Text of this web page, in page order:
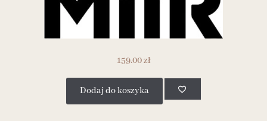
159.00zł
Dodaj do koszyka